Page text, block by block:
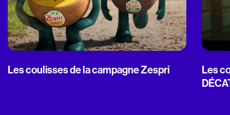
Les coulisses de la campagne Zespri
Les